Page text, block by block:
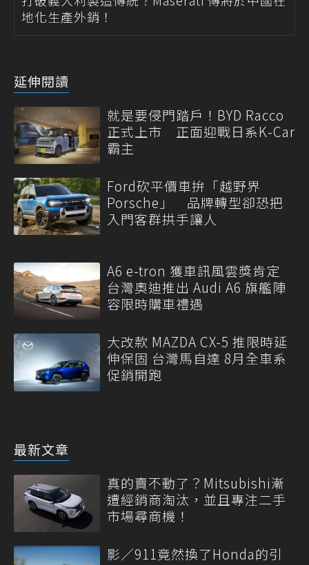
地化生產外銷！
延伸閱讀
就是要侵門踏戶！BYD Racco
正式上市 正面迎戰日系K-Car
霸主
Ford砍平價車拚「越野界
Porsche」 品牌轉型卻恐把
入門客群拱手讓人
A6 e-tron 獲車訊風雲獎肯定
台灣奧迪推出 Audi A6 旗艦陣
容限時購車禮遇
大改款 MAZDA CX-5 推限時延
伸保固 台灣馬自達 8月全車系
促銷開跑
最新文章
真的賣不動了？Mitsubishi漸
遭經銷商淘汰，並且專注二手
市場尋商機！
影／911竟然換了Honda的引